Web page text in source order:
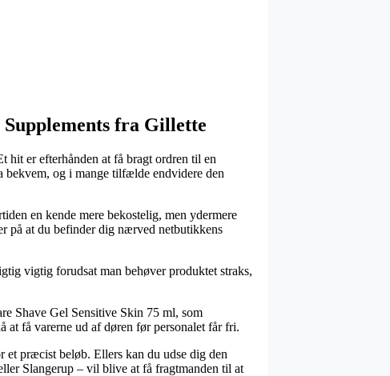
fra Gillette
hit er efterhånden at få bragt ordren til en
bekvem, og i mange tilfælde endvidere den
en kende mere bekostelig, men ydermere
på at du befinder dig nærved netbutikkens
vigtig forudsat man behøver produktet straks,
Shave Gel Sensitive Skin 75 ml, som
at få varerne ud af døren før personalet får fri.
et præcist beløb. Ellers kan du udse dig den
Slangerup – vil blive at få fragtmanden til at